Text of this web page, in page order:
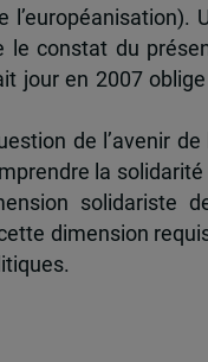
le constat du
jour en 2007
de l’avenir de
la solidarité
solidariste
dimension